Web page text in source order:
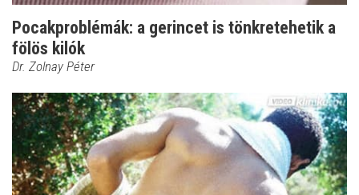
Pocakproblémák: a gerincet is tönkretehetik a
fölös kilók
Dr. Zolnay Péter